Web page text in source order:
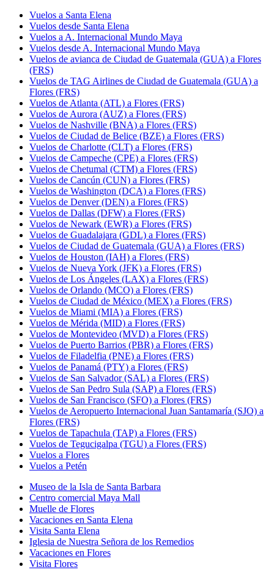
Vuelos a Santa Elena
Vuelos desde Santa Elena
Vuelos a A. Internacional Mundo Maya
Vuelos desde A. Internacional Mundo Maya
Vuelos de avianca de Ciudad de Guatemala (GUA) a Flores
(FRS)
Vuelos de TAG Airlines de Ciudad de Guatemala (GUA) a
Flores (FRS)
Vuelos de Atlanta (ATL) a Flores (FRS)
Vuelos de Aurora (AUZ) a Flores (FRS)
Vuelos de Nashville (BNA) a Flores (FRS)
Vuelos de Ciudad de Belice (BZE) a Flores (FRS)
Vuelos de Charlotte (CLT) a Flores (FRS)
Vuelos de Campeche (CPE) a Flores (FRS)
Vuelos de Chetumal (CTM) a Flores (FRS)
Vuelos de Cancún (CUN) a Flores (FRS)
Vuelos de Washington (DCA) a Flores (FRS)
Vuelos de Denver (DEN) a Flores (FRS)
Vuelos de Dallas (DFW) a Flores (FRS)
Vuelos de Newark (EWR) a Flores (FRS)
Vuelos de Guadalajara (GDL) a Flores (FRS)
Vuelos de Ciudad de Guatemala (GUA) a Flores (FRS)
Vuelos de Houston (IAH) a Flores (FRS)
Vuelos de Nueva York (JFK) a Flores (FRS)
Vuelos de Los Ángeles (LAX) a Flores (FRS)
Vuelos de Orlando (MCO) a Flores (FRS)
Vuelos de Ciudad de México (MEX) a Flores (FRS)
Vuelos de Miami (MIA) a Flores (FRS)
Vuelos de Mérida (MID) a Flores (FRS)
Vuelos de Montevideo (MVD) a Flores (FRS)
Vuelos de Puerto Barrios (PBR) a Flores (FRS)
Vuelos de Filadelfia (PNE) a Flores (FRS)
Vuelos de Panamá (PTY) a Flores (FRS)
Vuelos de San Salvador (SAL) a Flores (FRS)
Vuelos de San Pedro Sula (SAP) a Flores (FRS)
Vuelos de San Francisco (SFO) a Flores (FRS)
Vuelos de Aeropuerto Internacional Juan Santamaría (SJO) a
Flores (FRS)
Vuelos de Tapachula (TAP) a Flores (FRS)
Vuelos de Tegucigalpa (TGU) a Flores (FRS)
Vuelos a Flores
Vuelos a Petén
Museo de la Isla de Santa Barbara
Centro comercial Maya Mall
Muelle de Flores
Vacaciones en Santa Elena
Visita Santa Elena
Iglesia de Nuestra Señora de los Remedios
Vacaciones en Flores
Visita Flores